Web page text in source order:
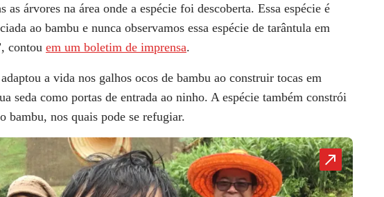
as árvores na área onde a espécie foi descoberta. Essa espécie é
ao bambu e nunca observamos essa espécie de tarântula em
contou em um boletim de imprensa.
a vida nos galhos ocos de bambu ao construir tocas em
seda como portas de entrada ao ninho. A espécie também constrói
bambu, nos quais pode se refugiar.